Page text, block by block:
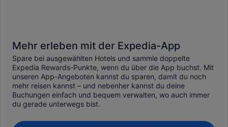
Mehr erleben mit der Expedia-App
Spare bei ausgewählten Hotels und sammle doppelte
Expedia Rewards-Punkte, wenn du über die App buchst. Mit
unseren App-Angeboten kannst du sparen, damit du noch
mehr reisen kannst – und nebenher kannst du deine
Buchungen einfach und bequem verwalten, wo auch immer
du gerade unterwegs bist.